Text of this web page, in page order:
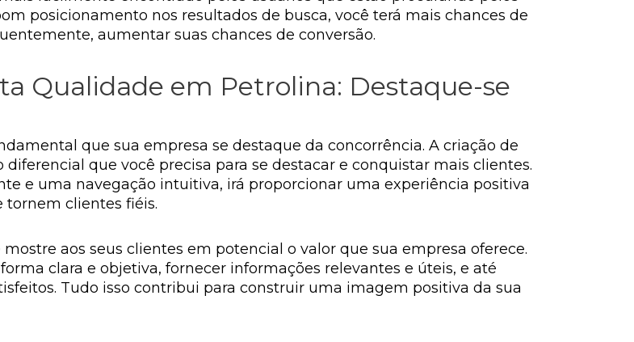
posicionamento nos resultados de busca, você terá mais chances de
aumentar suas chances de conversão.
Qualidade em Petrolina: Destaque-se
que sua empresa se destaque da concorrência. A criação de
que você precisa para se destacar e conquistar mais clientes.
e uma navegação intuitiva, irá proporcionar uma experiência positiva
tornem clientes fiéis.
aos seus clientes em potencial o valor que sua empresa oferece.
clara e objetiva, fornecer informações relevantes e úteis, e até
Tudo isso contribui para construir uma imagem positiva da sua